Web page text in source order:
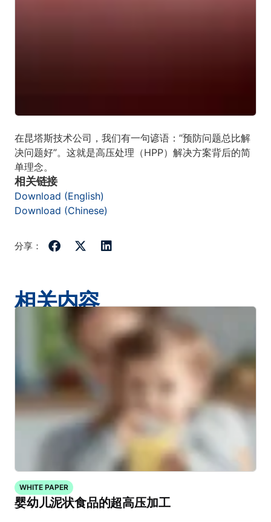
在昆塔斯技术公司，我们有一句谚语：”预防问题总比解
决问题好”。这就是高压处理（HPP）解决方案背后的简
单理念。
相关链接
Download (English)
Download (Chinese)
分享：
相关内容
WHITE PAPER
婴幼儿泥状食品的超高压加工